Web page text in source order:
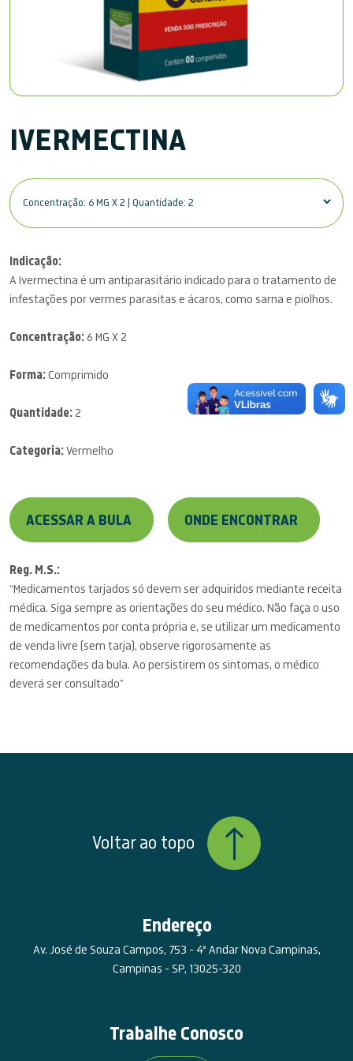
IVERMECTINA
Indicação:
A Ivermectina é um antiparasitário indicado para o tratamento de
infestações por vermes parasitas e ácaros, como sarna e piolhos.
Concentração: 6 MG X 2
Forma:Comprimido
Quantidade: 2
Categoria:Vermelho
ACESSAR A BULA ONDE ENCONTRAR
Reg. M.S.:
“Medicamentos tarjados só devem ser adquiridos mediante receita
médica. Siga sempre as orientações do seu médico. Não faça o uso
de medicamentos por conta própria e, se utilizar um medicamento
de venda livre (sem tarja), observe rigorosamente as
recomendações da bula. Ao persistirem os sintomas, o médico
deverá ser consultado”
Endereço
Av. José de Souza Campos, 753 - 4º Andar Nova Campinas,
Campinas - SP, 13025-320
Trabalhe Conosco
Voltar ao topo